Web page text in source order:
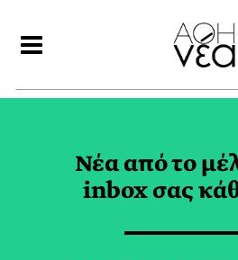
ΤΟΝΟΣΑΛΑΤΑ
Νέα από το
inbox σας